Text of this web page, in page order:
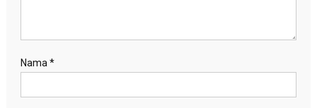
Nama *